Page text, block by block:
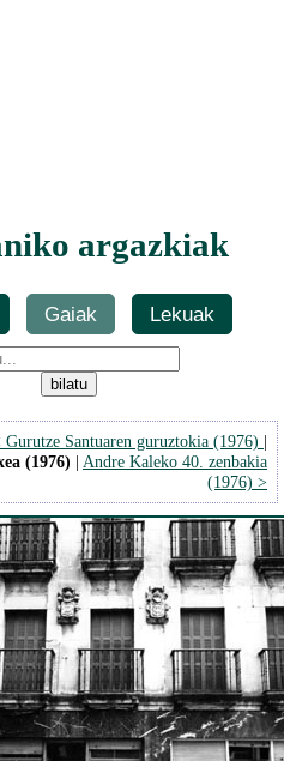
argazkiak
Gaiak Lekuak
Gurutze Santuaren guruztokia (1976) |
(1976) | Andre Kaleko 40. zenbakia
(1976) >